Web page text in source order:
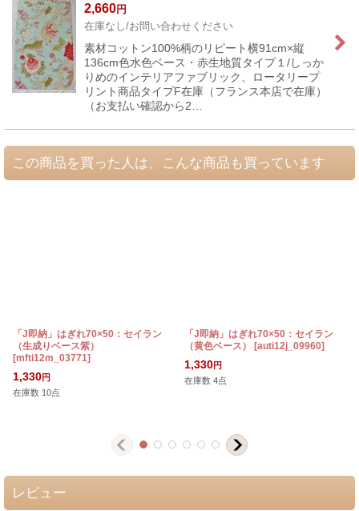
2,660円
在庫なし/お問い合わせください
素材コットン100%柄のリピート横91cm×縦
136cm色水色ベース・赤生地質タイプ１/しっか
りめのインテリアファブリック、ロータリープ
リント商品タイプF在庫（フランス本店で在庫）
（お支払い確認から2…
この商品を買った人は、こんな商品も買っています
「J即納」はぎれ70×50：セイラン
（生成りベース紫）
[mfti12m_03771]
1,330円
在庫数 10点
「J即納」はぎれ70×50：セイラン
（黄色ベース）
[auti12j_09960]
1,330円
在庫数 4点
レビュー